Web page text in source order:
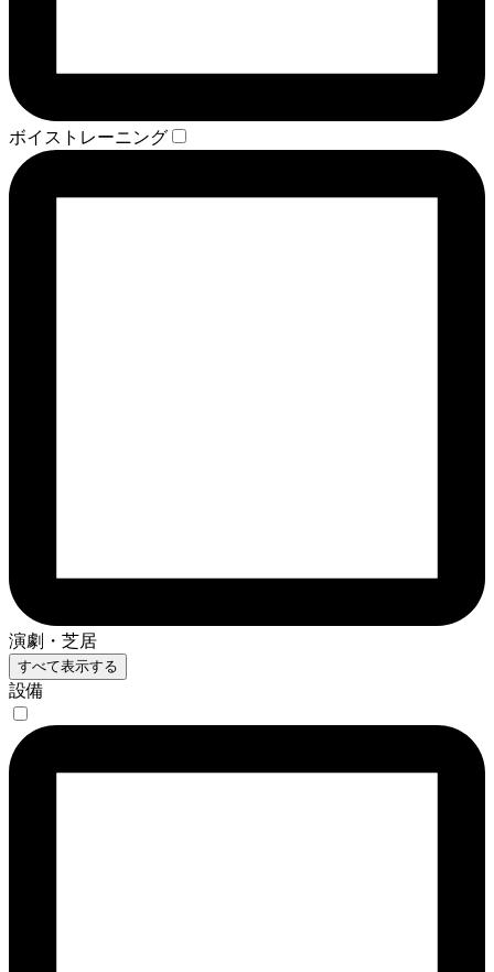
ボイストレーニング
演劇・芝居
すべて表示する
設備